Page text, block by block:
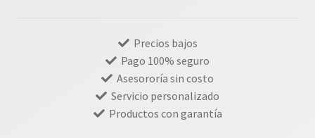
Precios bajos
Pago 100% seguro
Asesororía sin costo
Servicio personalizado
Productos con garantía